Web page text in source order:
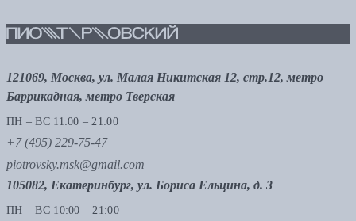
121069, Москва, ул. Малая Никитская 12, стр.12, метро
Баррикадная, метро Тверская
ПН – ВС 11:00 – 21:00
+7 (495) 229-75-47
piotrovsky.msk@gmail.com
105082, Екатеринбург, ул. Бориса Ельцина, д. 3
ПН – ВС 10:00 – 21:00